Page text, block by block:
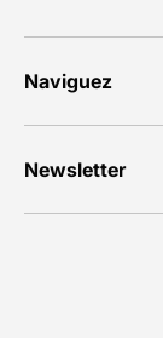
Naviguez
Newsletter